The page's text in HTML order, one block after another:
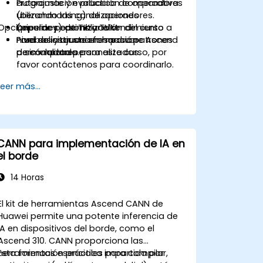
autoajuste y evaluación comparativa
(benchmarking) de operadores.
Depurar y optimizar el rendimiento a
nivel de instrucciones para patrones
de cómputo personalizados.
Programación práctica de operadores
utilizando las canalizaciones
(pipelines) de TIK y TVM.
Pruebas y ajuste en hardware Ascend
o simuladores.
de personalización del curso
Para solicitar una formación
personalizada para este curso, por
favor contáctenos para coordinarlo.
más...
para implementación de IA en
borde
14 Horas
kit de herramientas Ascend CANN de
permite una potente inferencia de
en dispositivos del borde, como el
310. CANN proporciona las
esenciales para compilar,
formación práctica impartida por